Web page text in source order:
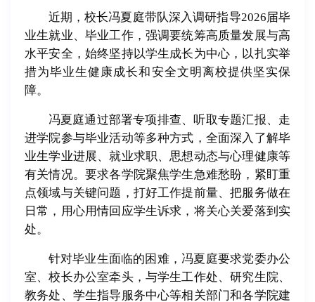
近期，校长冯夏庭带队深入调研指导2026届毕
业生就业、毕业工作，强调要统筹高质量发展与高
水平安全，始终坚持以学生成长为中心，以扎实举
措为毕业生健康成长和安全文明离校提供坚实保
障。
冯夏庭通过部署专项排查、听取专题汇报、走
进学院参与毕业活动等多种方式，全面深入了解毕
业生学业进展、就业求职、思想动态与心理健康等
有关情况。要求各学院聚焦学生急难愁盼，紧盯重
点领域与关键问题，打好工作提前量、把服务做在
日常，用心用情回应学生诉求，将关心关爱落到实
处。
针对毕业生面临的困难，冯夏庭要求党委办公
室、校长办公室牵头，与学生工作处、研究生院、
教务处、学生指导服务中心等相关部门和各学院建